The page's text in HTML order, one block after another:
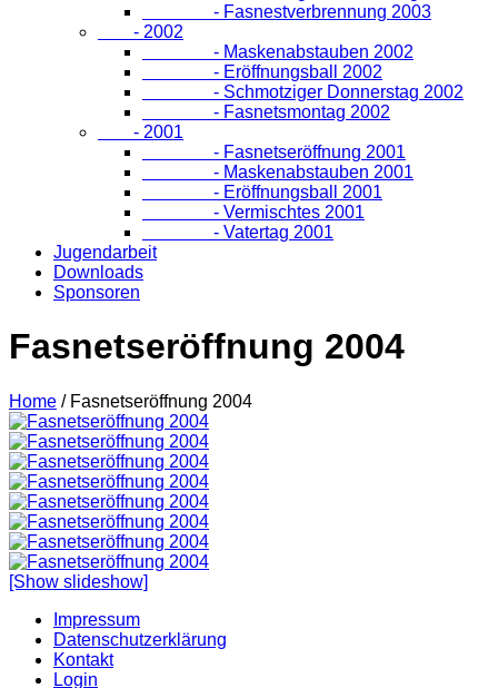
- Fasnestverbrennung 2003
- 2002
- Maskenabstauben 2002
- Eröffnungsball 2002
- Schmotziger Donnerstag 2002
- Fasnetsmontag 2002
- 2001
- Fasnetseröffnung 2001
- Maskenabstauben 2001
- Eröffnungsball 2001
- Vermischtes 2001
- Vatertag 2001
Jugendarbeit
Downloads
Sponsoren
Fasnetseröffnung 2004
Home / Fasnetseröffnung 2004
[Show slideshow]
Impressum
Datenschutzerklärung
Kontakt
Login